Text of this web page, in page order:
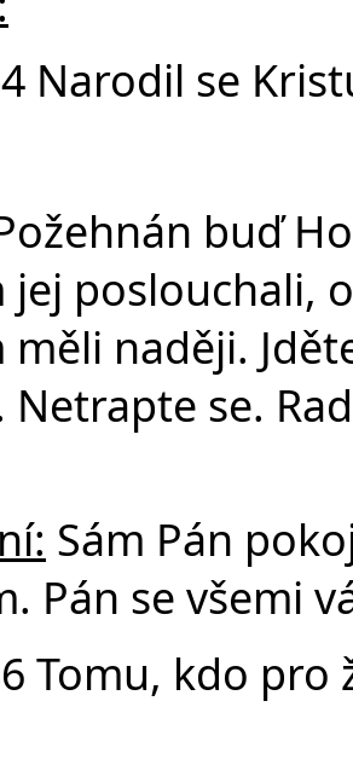
Narodil se
buď
jej poslouchali,
měli naději.
se.
Sám Pán
Pán se všemi
Tomu, kdo pro